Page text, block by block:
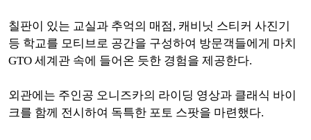
칠판이 있는 교실과 추억의 매점, 캐비닛 스티커 사진기
등 학교를 모티브로 공간을 구성하여 방문객들에게 마치
GTO 세계관 속에 들어온 듯한 경험을 제공한다.
외관에는 주인공 오니즈카의 라이딩 영상과 클래식 바이
크를 함께 전시하여 독특한 포토 스팟을 마련했다.